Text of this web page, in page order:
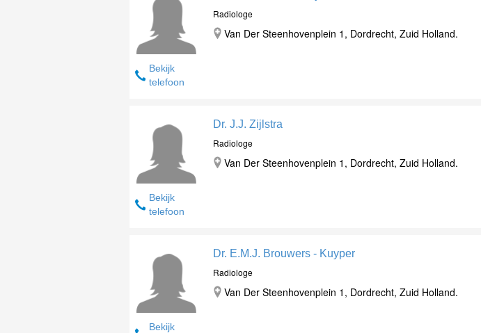
Bekijk
telefoon
Radiologe
Van Der Steenhovenplein 1, Dordrecht, Zuid Holland.
Bekijk
telefoon
Dr. J.J. Zijlstra
Radiologe
Van Der Steenhovenplein 1, Dordrecht, Zuid Holland.
Bekijk
Dr. E.M.J. Brouwers - Kuyper
Radiologe
Van Der Steenhovenplein 1, Dordrecht, Zuid Holland.